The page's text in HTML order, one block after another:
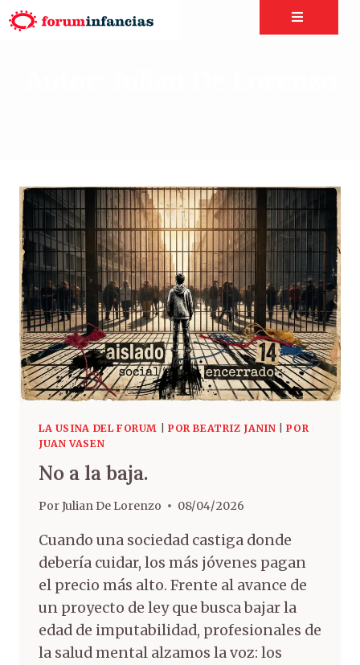
LA USINA DEL FORUM POR BEATRIZ JANIN |POR
JUAN VASEN
No a la baja.
PorJulian De Lorenzo 08/04/2026
Cuando una sociedad castiga donde
debería cuidar, los más jóvenes pagan
el precio más alto. Frente al avance de
un proyecto de ley que busca bajar la
edad de imputabilidad, profesionales de
la salud mental alzamos la voz: los